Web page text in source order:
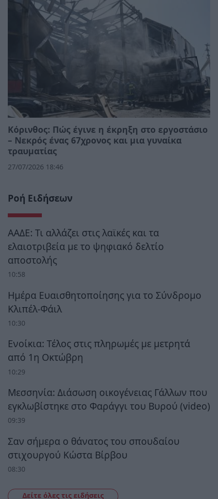
Κόρινθος: Πώς έγινε η έκρηξη στο εργοστάσιο
– Νεκρός ένας 67χρονος και μια γυναίκα
τραυματίας
27/07/2026 18:46
Ροή Ειδήσεων
ΑΑΔΕ: Τι αλλάζει στις λαϊκές και τα
ελαιοτριβεία με το ψηφιακό δελτίο
αποστολής
10:58
Ημέρα Ευαισθητοποίησης για το Σύνδρομο
Κλιπέλ-Φάιλ
10:30
Ενοίκια: Τέλος στις πληρωμές με μετρητά
από 1η Οκτώβρη
10:29
Μεσσηνία: Διάσωση οικογένειας Γάλλων που
εγκλωβίστηκε στο Φαράγγι του Βυρού (video)
09:39
Σαν σήμερα ο θάνατος του σπουδαίου
στιχουργού Κώστα Βίρβου
08:30
Δείτε όλες τις ειδήσεις